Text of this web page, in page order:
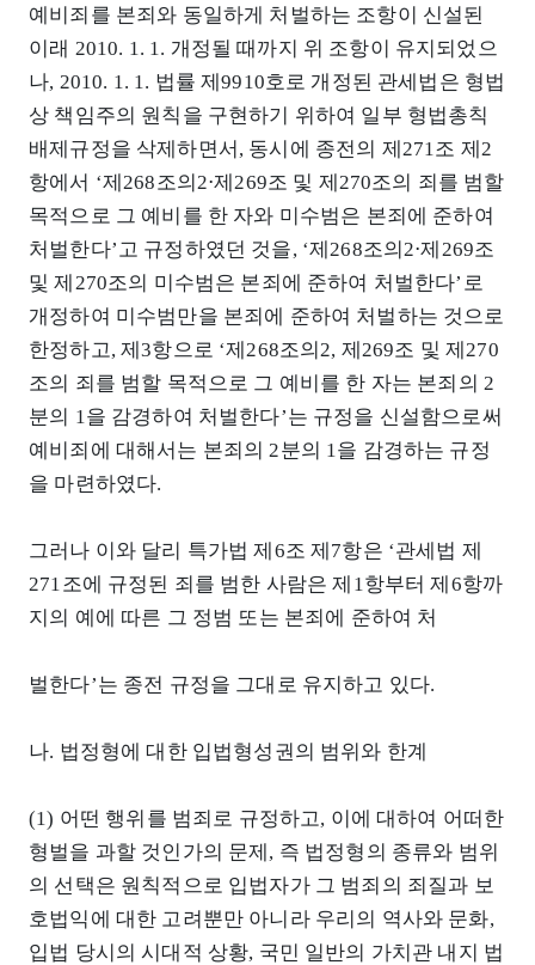
예비죄를 본죄와 동일하게 처벌하는 조항이 신설된
이래 2010. 1. 1. 개정될 때까지 위 조항이 유지되었으
나, 2010. 1. 1. 법률 제9910호로 개정된 관세법은 형법
상 책임주의 원칙을 구현하기 위하여 일부 형법총칙
배제규정을 삭제하면서, 동시에 종전의 제271조 제2
항에서 ‘제268조의2⋅제269조 및 제270조의 죄를 범할
목적으로 그 예비를 한 자와 미수범은 본죄에 준하여
처벌한다’고 규정하였던 것을, ‘제268조의2⋅제269조
및 제270조의 미수범은 본죄에 준하여 처벌한다’로
개정하여 미수범만을 본죄에 준하여 처벌하는 것으로
한정하고, 제3항으로 ‘제268조의2, 제269조 및 제270
조의 죄를 범할 목적으로 그 예비를 한 자는 본죄의 2
분의 1을 감경하여 처벌한다’는 규정을 신설함으로써
예비죄에 대해서는 본죄의 2분의 1을 감경하는 규정
을 마련하였다.
그러나 이와 달리 특가법 제6조 제7항은 ‘관세법 제
271조에 규정된 죄를 범한 사람은 제1항부터 제6항까
지의 예에 따른 그 정범 또는 본죄에 준하여 처
벌한다’는 종전 규정을 그대로 유지하고 있다.
나. 법정형에 대한 입법형성권의 범위와 한계
(1) 어떤 행위를 범죄로 규정하고, 이에 대하여 어떠한
형벌을 과할 것인가의 문제, 즉 법정형의 종류와 범위
의 선택은 원칙적으로 입법자가 그 범죄의 죄질과 보
호법익에 대한 고려뿐만 아니라 우리의 역사와 문화,
입법 당시의 시대적 상황, 국민 일반의 가치관 내지 법